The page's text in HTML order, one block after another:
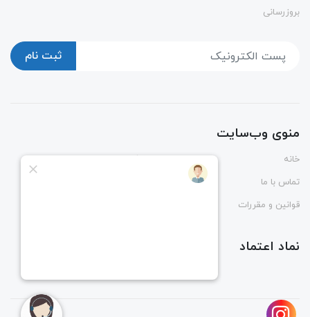
بروزرسانی
ثبت نام
منوی وب‌سایت
خانه
پوشاک
تماس با ما
قوانین و مقررات
نماد اعتماد